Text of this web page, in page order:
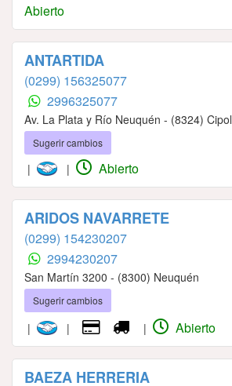
Abierto
ANTARTIDA
(0299) 156325077
2996325077
Av. La Plata y Río Neuquén - (8324)
Sugerir cambios
| | Abierto
ARIDOS NAVARRETE
(0299) 154230207
2994230207
San Martín 3200 - (8300) Neuquén
Sugerir cambios
| | | Abierto
BAEZA HERRERIA